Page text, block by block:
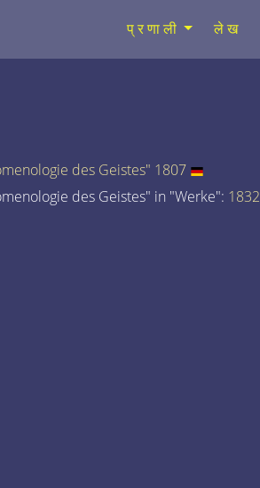
प्रणाली लेख
des Geistes" 1807
des Geistes" in "Werke": 1832